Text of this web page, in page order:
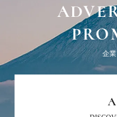
企